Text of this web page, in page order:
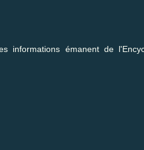
informations émanent de